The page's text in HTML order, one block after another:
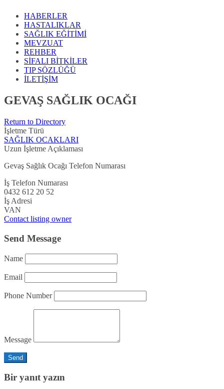
HABERLER
HASTALIKLAR
SAĞLIK EĞİTİMİ
MEVZUAT
REHBER
SİFALI BİTKİLER
TIP SÖZLÜĞÜ
İLETİŞİM
GEVAŞ SAĞLIK OCAĞI
Return to Directory
İşletme Türü
SAĞLIK OCAKLARI
Uzun İşletme Açıklaması
Gevaş Sağlık Ocağı Telefon Numarası
İş Telefon Numarası
0432 612 20 52
İş Adresi
VAN
Contact listing owner
Send Message
Name
Email
Phone Number
Message
Bir yanıt yazın